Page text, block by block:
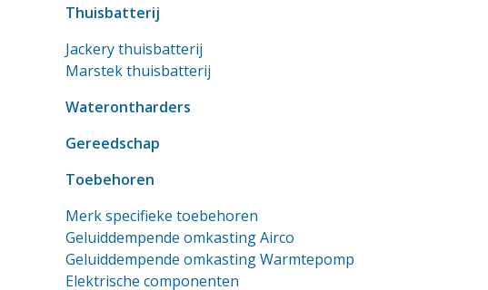
Thuisbatterij
Jackery thuisbatterij
Marstek thuisbatterij
Waterontharders
Gereedschap
Toebehoren
Merk specifieke toebehoren
Geluiddempende omkasting Airco
Geluiddempende omkasting Warmtepomp
Elektrische componenten